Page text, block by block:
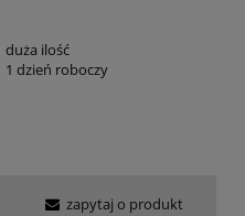
duża ilość
1 dzień roboczy
zapytaj o produkt